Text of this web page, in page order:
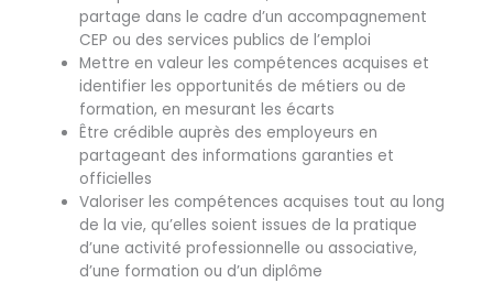
partage dans le cadre d’un accompagnement
CEP ou des services publics de l’emploi
Mettre en valeur les compétences acquises et
identifier les opportunités de métiers ou de
formation, en mesurant les écarts
Être crédible auprès des employeurs en
partageant des informations garanties et
officielles
Valoriser les compétences acquises tout au long
de la vie, qu’elles soient issues de la pratique
d’une activité professionnelle ou associative,
d’une formation ou d’un diplôme